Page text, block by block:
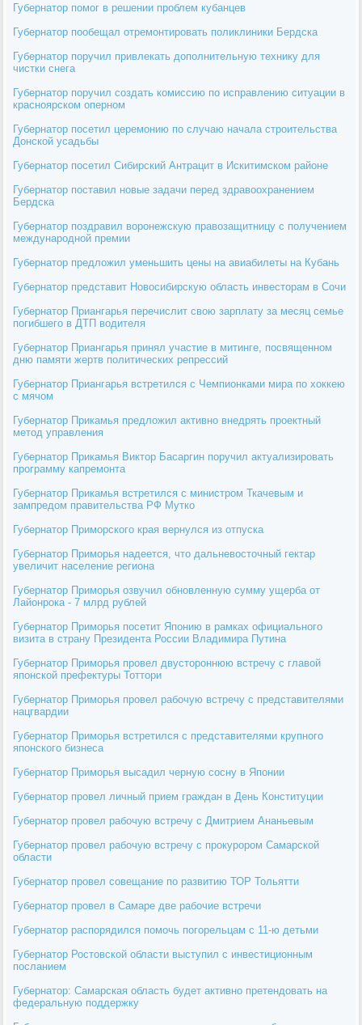
Губернатор помог в решении проблем кубанцев
Губернатор пообещал отремонтировать поликлиники Бердска
Губернатор поручил привлекать дополнительную технику для
чистки снега
Губернатор поручил создать комиссию по исправлению ситуации в
красноярском оперном
Губернатор посетил церемонию по случаю начала строительства
Донской усадьбы
Губернатор посетил Сибирский Антрацит в Искитимском районе
Губернатор поставил новые задачи перед здравоохранением
Бердска
Губернатор поздравил воронежскую правозащитницу с получением
международной премии
Губернатор предложил уменьшить цены на авиабилеты на Кубань
Губернатор представит Новосибирскую область инвесторам в Сочи
Губернатор Приангарья перечислит свою зарплату за месяц семье
погибшего в ДТП водителя
Губернатор Приангарья принял участие в митинге, посвященном
дню памяти жертв политических репрессий
Губернатор Приангарья встретился с Чемпионками мира по хоккею
с мячом
Губернатор Прикамья предложил активно внедрять проектный
метод управления
Губернатор Прикамья Виктор Басаргин поручил актуализировать
программу капремонта
Губернатор Прикамья встретился с министром Ткачевым и
зампредом правительства РФ Мутко
Губернатор Приморского края вернулся из отпуска
Губернатор Приморья надеется, что дальневосточный гектар
увеличит население региона
Губернатор Приморья озвучил обновленную сумму ущерба от
Лайонрока - 7 млрд рублей
Губернатор Приморья посетит Японию в рамках официального
визита в страну Президента России Владимира Путина
Губернатор Приморья провел двустороннюю встречу с главой
японской префектуры Тоттори
Губернатор Приморья провел рабочую встречу с представителями
нацгвардии
Губернатор Приморья встретился с представителями крупного
японского бизнеса
Губернатор Приморья высадил черную сосну в Японии
Губернатор провел личный прием граждан в День Конституции
Губернатор провел рабочую встречу с Дмитрием Ананьевым
Губернатор провел рабочую встречу с прокурором Самарской
области
Губернатор провел совещание по развитию ТОР Тольятти
Губернатор провел в Самаре две рабочие встречи
Губернатор распорядился помочь погорельцам с 11-ю детьми
Губернатор Ростовской области выступил с инвестиционным
посланием
Губернатор: Самарская область будет активно претендовать на
федеральную поддержку